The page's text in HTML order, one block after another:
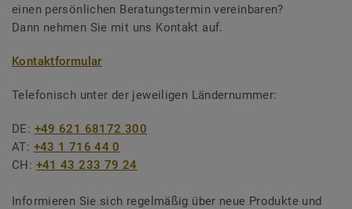
einen persönlichen Beratungstermin vereinbaren?
Dann nehmen Sie mit uns Kontakt auf.
Kontaktformular
Telefonisch unter der jeweiligen Ländernummer:
DE: +49 621 68172 300
AT: +43 1 716 44 0
CH: +41 43 233 79 24
Informieren Sie sich regelmäßig über neue Produkte und